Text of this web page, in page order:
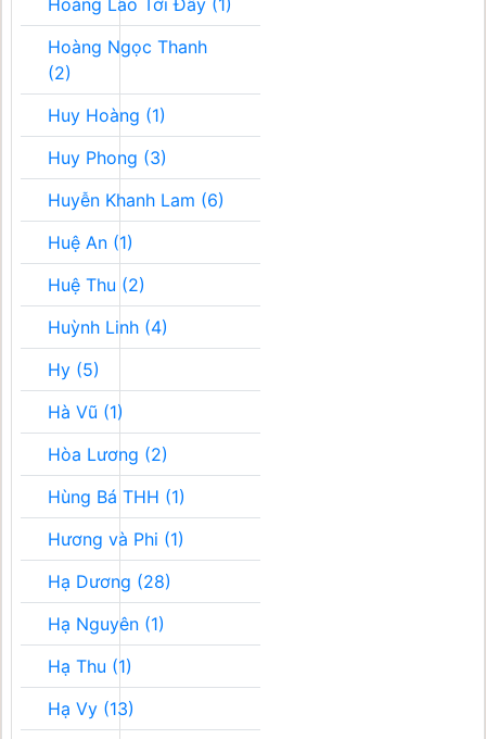
Hoàng Lão Tới Đây (1)
Hoàng Ngọc Thanh
(2)
Huy Hoàng (1)
Huy Phong (3)
Huyễn Khanh Lam (6)
Huệ An (1)
Huệ Thu (2)
Huỳnh Linh (4)
Hy (5)
Hà Vũ (1)
Hòa Lương (2)
Hùng Bá THH (1)
Hương và Phi (1)
Hạ Dương (28)
Hạ Nguyên (1)
Hạ Thu (1)
Hạ Vy (13)